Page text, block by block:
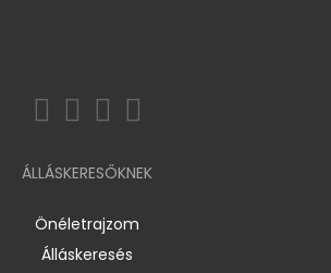
ÁLLÁSKERESŐKNEK
Önéletrajzom
Álláskeresés